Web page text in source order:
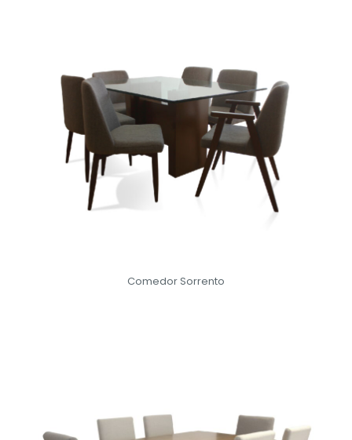
Comedor Sorrento